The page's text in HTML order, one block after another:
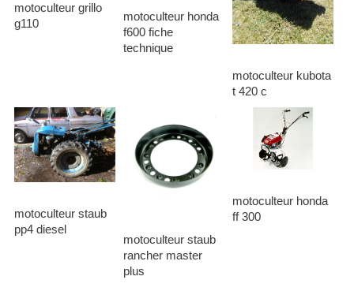
motoculteur grillo
g110
motoculteur honda
f600 fiche
technique
motoculteur kubota
t 420 c
motoculteur staub
pp4 diesel
motoculteur staub
rancher master
plus
motoculteur honda
ff 300